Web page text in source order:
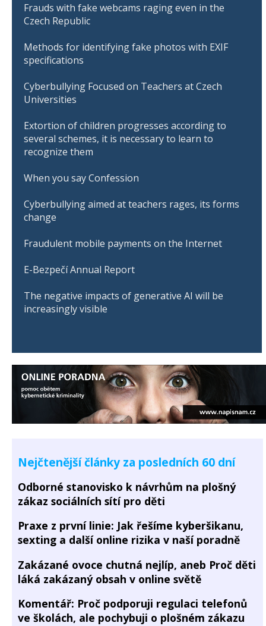
Frauds with fake webcams raging even in the
Czech Republic
Methods for identifying fake photos with EXIF
specifications
Cyberbullying Focused on Teachers at Czech
Universities
Extortion of children progresses according to
several schemes, it is necessary to learn to
recognize them
When you say Confession
Cyberbullying aimed at teachers rages, its forms
change
Fraudulent mobile payments on the Internet
E-Bezpečí Annual Report
The negative impacts of generative AI will be
increasingly visible
Nejčtenější články za posledních 60 dní
Odborné stanovisko k návrhům na plošný
zákaz sociálních sítí pro děti
Praxe z první linie: Jak řešíme kyberšikanu,
sexting a další online rizika v naší poradně
Zakázané ovoce chutná nejlíp, aneb Proč děti
láká zakázaný obsah v online světě
Komentář: Proč podporuji regulaci telefonů
ve školách, ale pochybuji o plošném zákazu